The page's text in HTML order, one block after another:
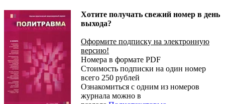
Хотите получать свежий номер в день
выхода?
Оформите подписку на электронную
версию!
Номера в формате PDF
Стоимость подписки на один номер
всего 250 рублей
Ознакомиться с одним из номеров
журнала можно в